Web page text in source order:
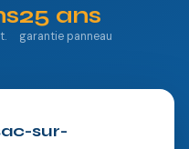
25 ans
garantie panneau
sur-